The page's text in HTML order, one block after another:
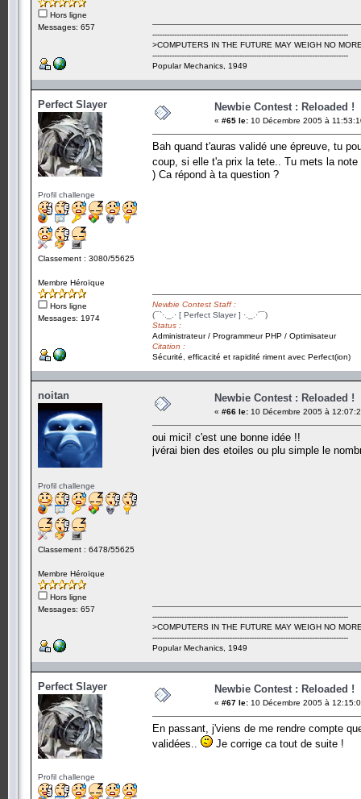
Hors ligne
Messages: 657
---------------------------------------------------------------------------------
>COMPUTERS IN THE FUTURE MAY WEIGH NO
---------------------------------------------------------------------------------
Popular Mechanics, 1949
Perfect Slayer
Profil challenge
Classement : 3080/55625
Membre Héroïque
Hors ligne
Messages: 1974
Newbie Contest : Reloaded !
« #65 le: 10 Décembre 2005 à
Bah quand t'auras validé une épreuve, tu
coup, si elle t'a prix la tete.. Tu mets la
) Ca répond à ta question ?
Newbie Contest Staff :
(¯`·._.· [ Perfect Slayer ] ·._.·´¯)
Status :
Administrateur / Programmeur PHP / Optimisateur
Citation :
Sécurité, efficacité et rapidité riment avec Perfect(ion)
noitan
Profil challenge
Classement : 6478/55625
Membre Héroïque
Hors ligne
Messages: 657
Newbie Contest : Reloaded !
« #66 le: 10 Décembre 2005 à
oui mici! c'est une bonne idée !!
jvérai bien des etoiles ou plu simple le
---------------------------------------------------------------------------------
>COMPUTERS IN THE FUTURE MAY WEIGH NO
---------------------------------------------------------------------------------
Popular Mechanics, 1949
Perfect Slayer
Profil challenge
Newbie Contest : Reloaded !
« #67 le: 10 Décembre 2005 à
En passant, j'viens de me rendre compte
validées..
Je corrige ca tout de suite !